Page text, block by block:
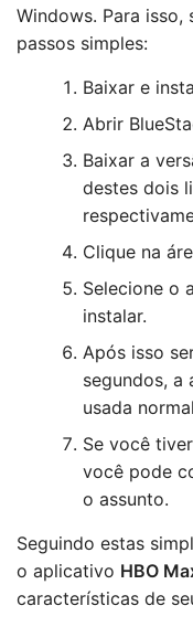
Windows. Para isso,
passos simples:
Baixar e
Abrir
Baixar a
destes dois
Clique na
Selecione o
instalar.
Após isso
segundos, a
usada
Se você
você pode
o assunto.
Seguindo estas
o aplicativo HBO
características de